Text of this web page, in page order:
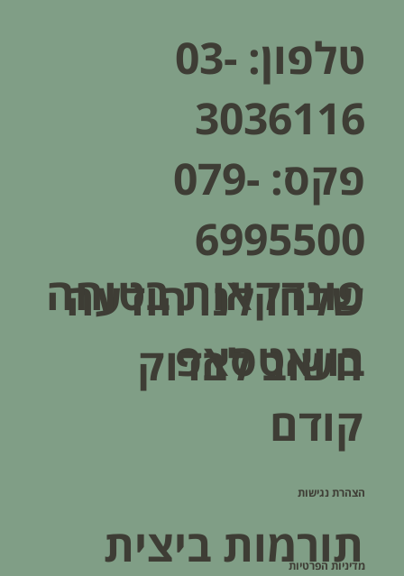
טלפון: 03-
3036116
פקס: 079-
6995500
שלחו לנו הודעה
בוואטסאפ
הצהרת נגישות
מדיניות הפרטיות
פונדקאות בטוחה
חשוב לבדוק
קודם
תורמות ביצית